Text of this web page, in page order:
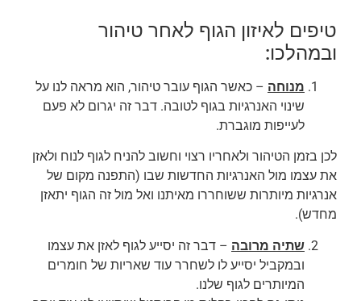
טיפים לאיזון הגוף לאחר טיהור
ובמהלכו:
מנוחה – כאשר הגוף עובר טיהור, הוא מראה לנו על
שינוי האנרגיות בגוף לטובה. דבר זה יגרום לא פעם
לעייפות מוגברת.
לכן בזמן הטיהור ולאחריו רצוי וחשוב להניח לגוף לנוח ולאזן
את עצמו מול האנרגיות החדשות שבו (התפנה מקום של
אנרגיות מיותרות ששוחררו מאיתנו ואל מול זה הגוף יתאזן
מחדש).
שתיה מרובה – דבר זה יסייע לגוף לאזן את עצמו
ובמקביל יסייע לו לשחרר עוד שאריות של חומרים
המיותרים לגוף שלנו.